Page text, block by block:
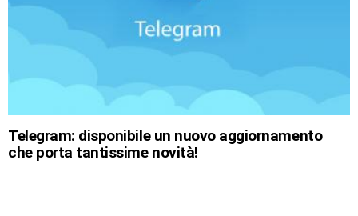
Telegram: disponibile un nuovo aggiornamento
che porta tantissime novità!